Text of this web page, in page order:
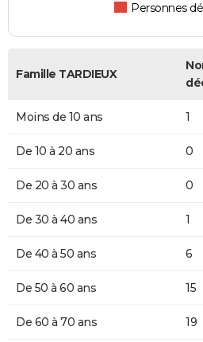
Personnes
Famille TARDIEUX
Moins de 10 ans 1
De 10 à 20 ans 0
De 20 à 30 ans 0
De 30 à 40 ans 1
De 40 à 50 ans 6
De 50 à 60 ans 15
De 60 à 70 ans 19